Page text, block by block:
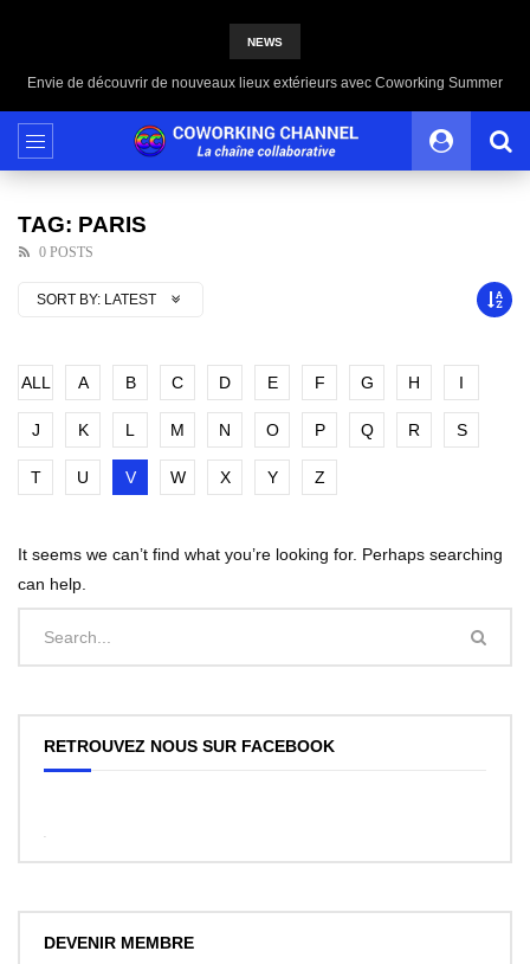
NEWS
Envie de découvrir de nouveaux lieux extérieurs avec Coworking Summer
TAG: PARIS
0 POSTS
SORT BY: LATEST
ALL A B C D E F G H I
J K L M N O P Q R S
T U V W X Y Z
It seems we can’t find what you’re looking for. Perhaps searching
can help.
RETROUVEZ NOUS SUR FACEBOOK
DEVENIR MEMBRE